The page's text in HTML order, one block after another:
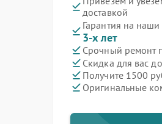
доставкой
Гарантия на
3-х лет
Срочный ремонт
Скидка для вас до
Получите 1500
Оригинальные